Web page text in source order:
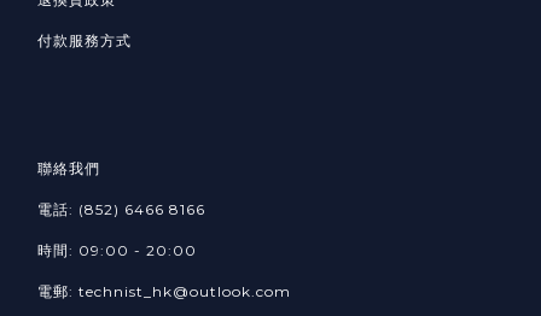
付款服務方式
聯絡我們
電話: (852) 6466 8166
時間: 09:00 - 20:00
電郵: technist_hk@outlook.com